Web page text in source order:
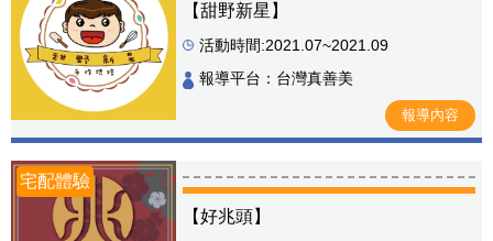
【甜野新星】
活動時間:2021.07~2021.09
報導平台：台灣真善美
報導內容
宅配體驗
【好兆頭】